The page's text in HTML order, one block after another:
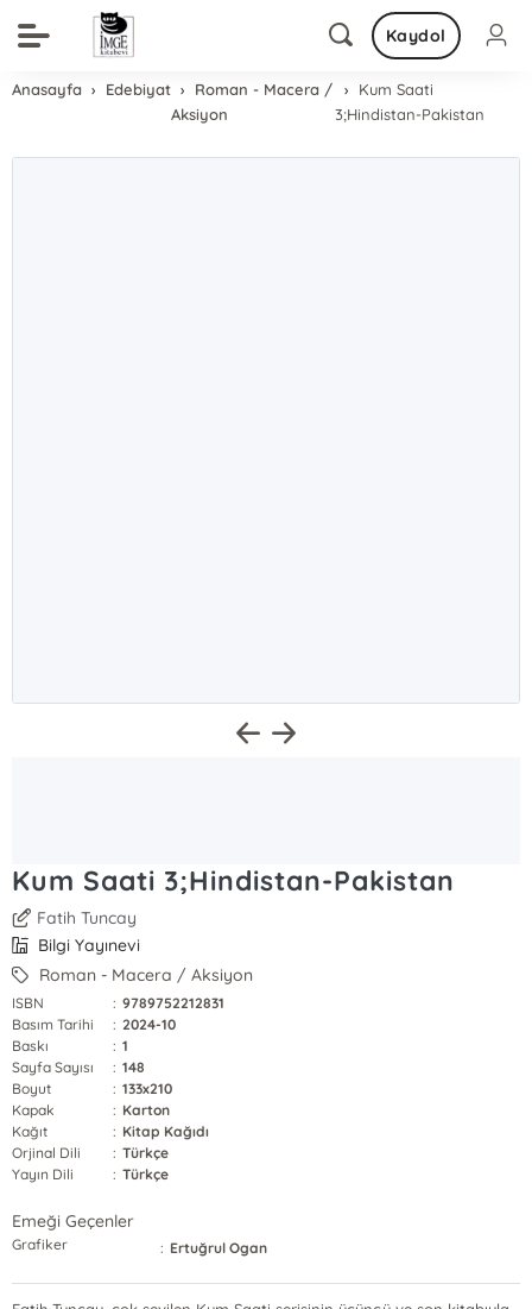
Kaydol
Anasayfa Edebiyat
Roman - Macera /
Aksiyon
Kum Saati
3;Hindistan-Pakistan
Kum Saati 3;Hindistan-Pakistan
Fatih Tuncay
Bilgi Yayınevi
Roman - Macera / Aksiyon
ISBN : 9789752212831
Basım Tarihi
: 2024-10
Baskı
: 1
Sayfa Sayısı
: 148
Boyut
: 133x210
Kapak
: Karton
Kağıt
: Kitap Kağıdı
Orjinal Dili
: Türkçe
Yayın Dili
: Türkçe
Emeği Geçenler
Grafiker : Ertuğrul Ogan